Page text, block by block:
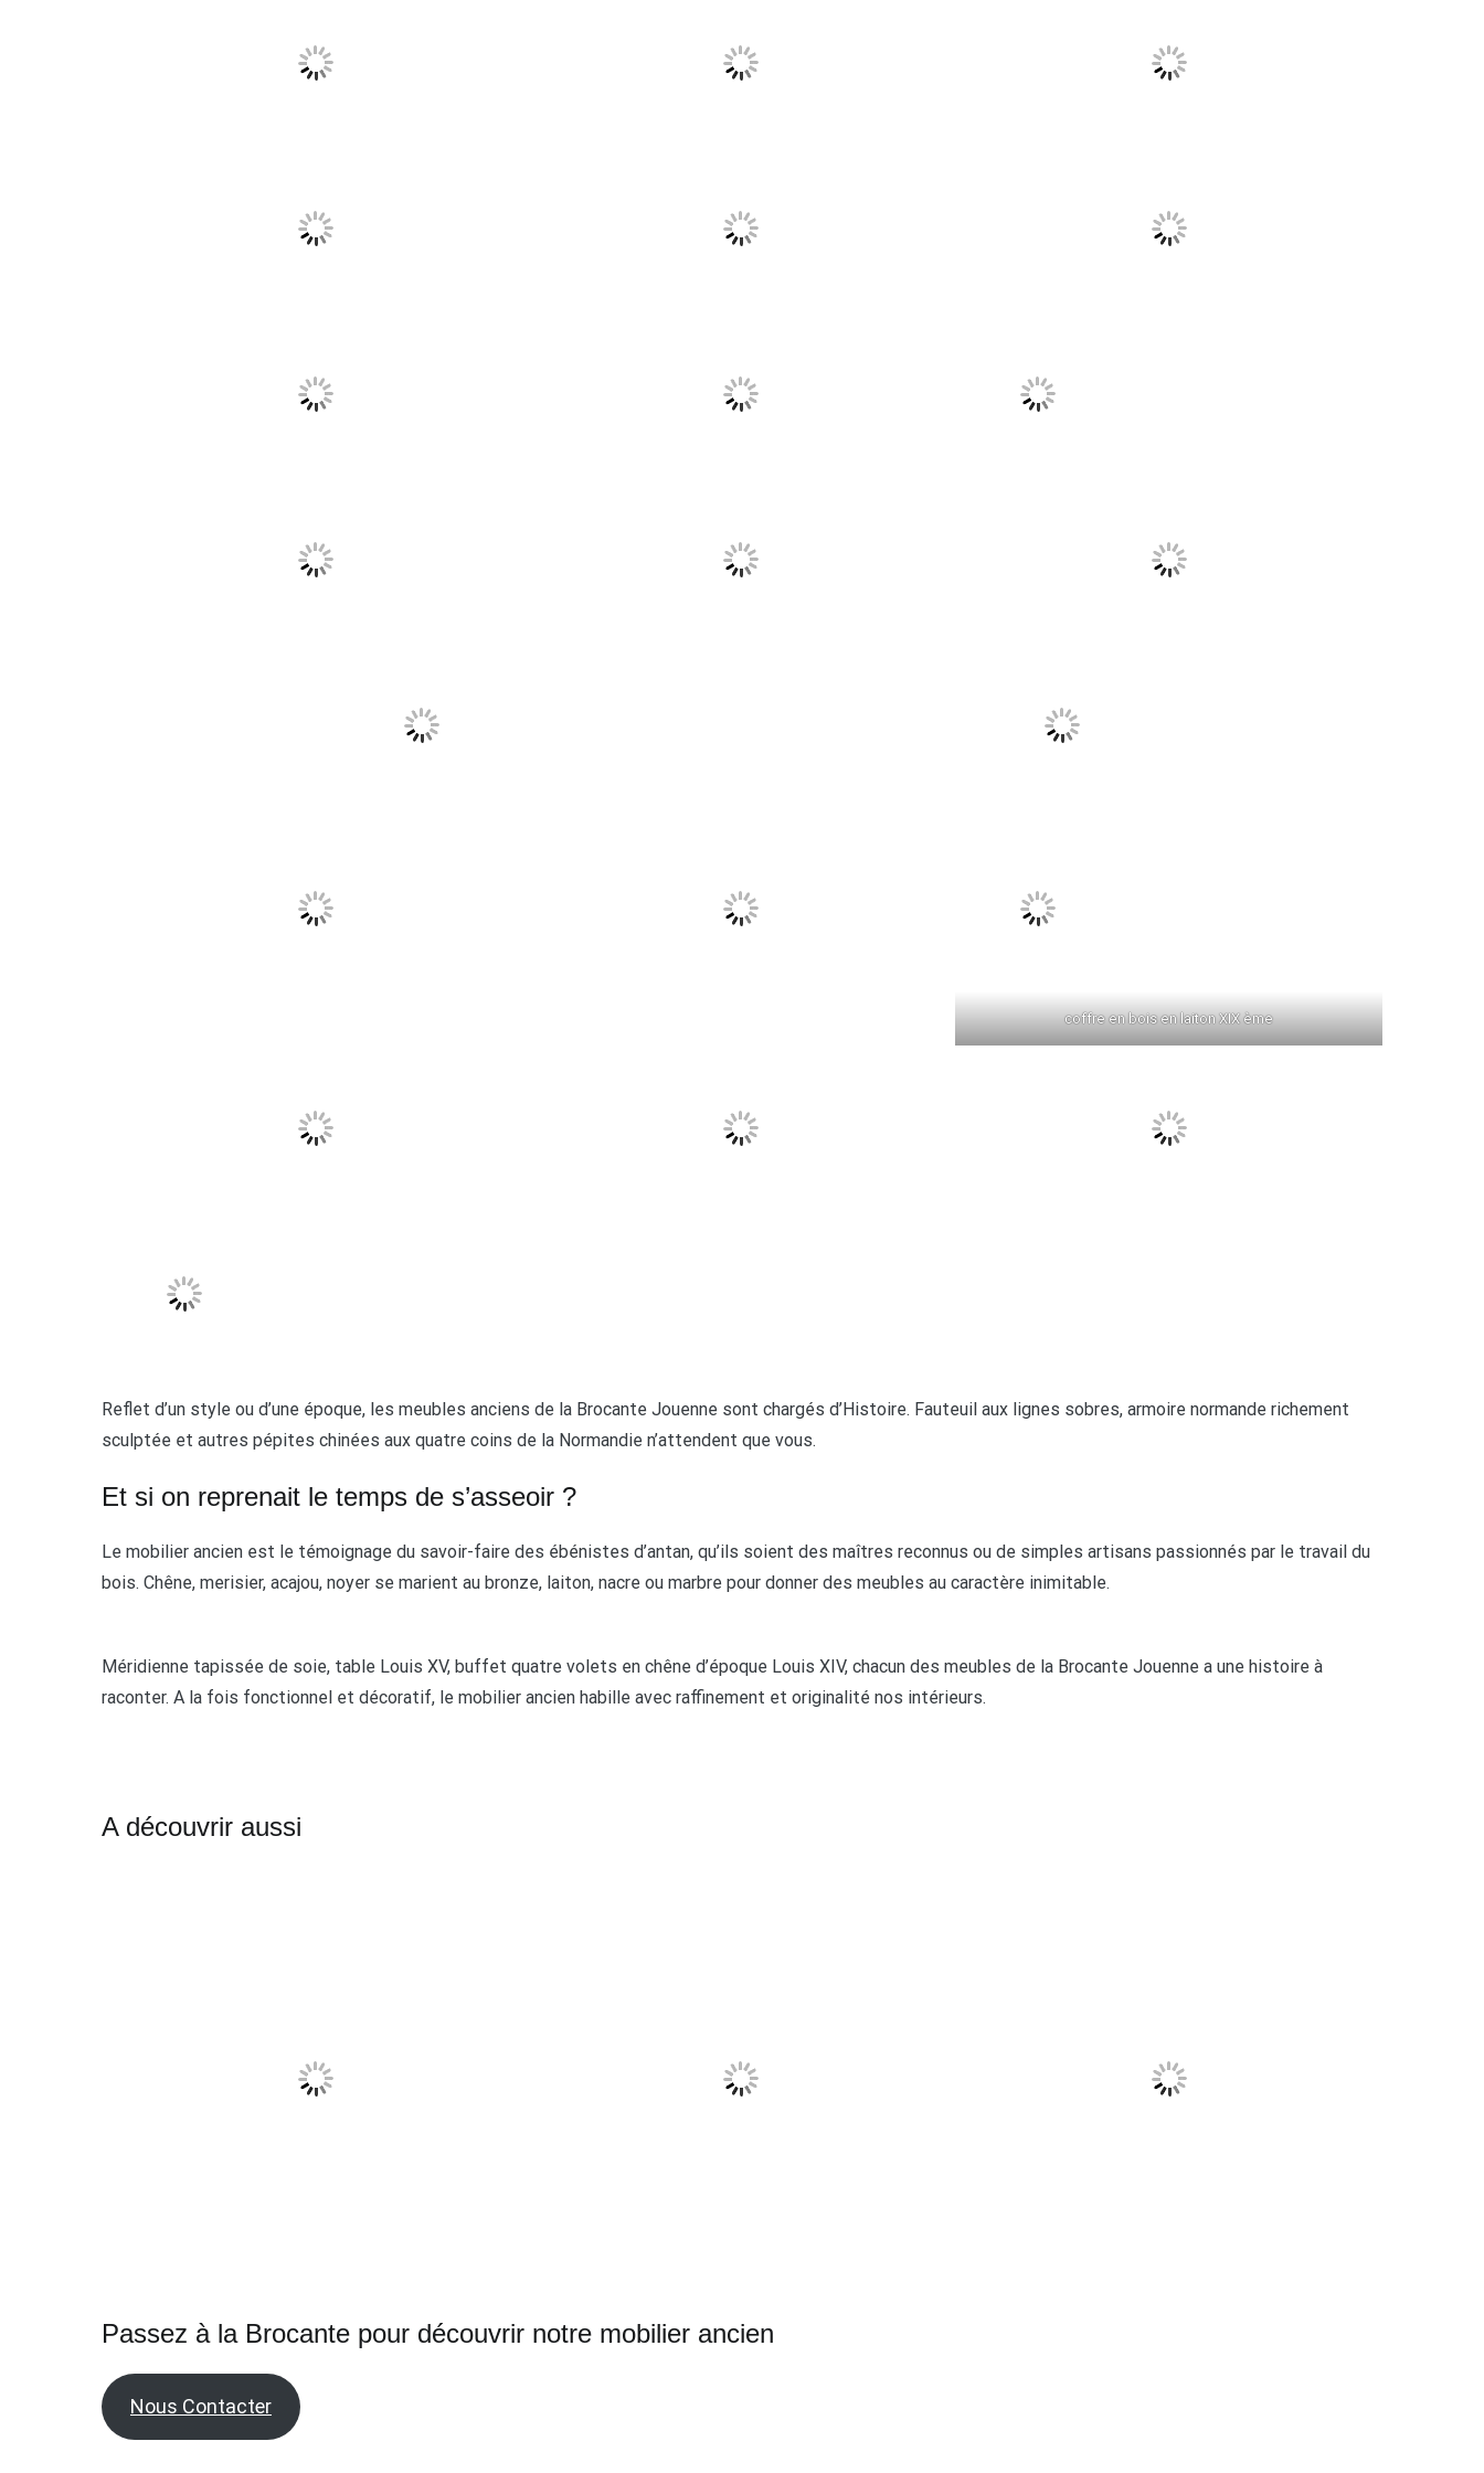
coffre en bois en laiton XIX ème
Reflet d’un style ou d’une époque, les meubles anciens de la Brocante Jouenne sont chargés d’Histoire. Fauteuil aux lignes sobres, armoire normande richement
sculptée et autres pépites chinées aux quatre coins de la Normandie n’attendent que vous.
Et si on reprenait le temps de s’asseoir ?
Le mobilier ancien est le témoignage du savoir-faire des ébénistes d’antan, qu’ils soient des maîtres reconnus ou de simples artisans passionnés par le travail du
bois. Chêne, merisier, acajou, noyer se marient au bronze, laiton, nacre ou marbre pour donner des meubles au caractère inimitable.
Méridienne tapissée de soie, table Louis XV, buffet quatre volets en chêne d’époque Louis XIV, chacun des meubles de la Brocante Jouenne a une histoire à
raconter. A la fois fonctionnel et décoratif, le mobilier ancien habille avec raffinement et originalité nos intérieurs.
A découvrir aussi
Passez à la Brocante pour découvrir notre mobilier ancien
Nous Contacter